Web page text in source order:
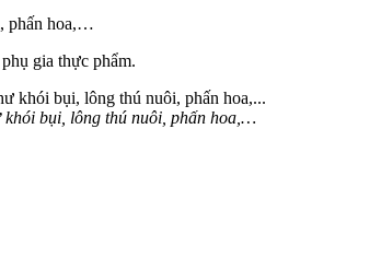
phấn hoa,…
gia thực phẩm.
khói bụi, lông thú nuôi, phấn hoa,…